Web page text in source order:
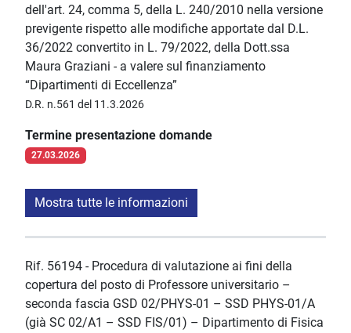
dell'art. 24, comma 5, della L. 240/2010 nella versione
previgente rispetto alle modifiche apportate dal D.L.
36/2022 convertito in L. 79/2022, della Dott.ssa
Maura Graziani - a valere sul finanziamento
“Dipartimenti di Eccellenza”
D.R. n.561 del 11.3.2026
Termine presentazione domande
27.03.2026
Mostra tutte le informazioni
Rif. 56194 - Procedura di valutazione ai fini della
copertura del posto di Professore universitario –
seconda fascia GSD 02/PHYS-01 – SSD PHYS-01/A
(già SC 02/A1 – SSD FIS/01) – Dipartimento di Fisica